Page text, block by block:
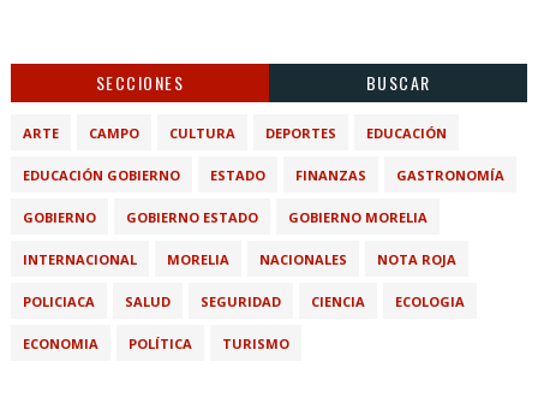
SECCIONES BUSCAR
ARTE CAMPO CULTURA DEPORTES EDUCACIÓN
EDUCACIÓN GOBIERNO ESTADO FINANZAS GASTRONOMÍA
GOBIERNO GOBIERNO ESTADO GOBIERNO MORELIA
INTERNACIONAL MORELIA NACIONALES NOTA ROJA
POLICIACA SALUD SEGURIDAD CIENCIA ECOLOGIA
ECONOMIA POLÍTICA TURISMO